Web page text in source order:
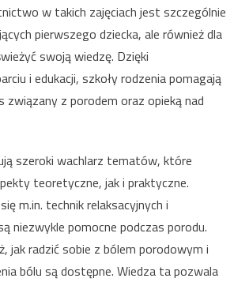
w takich zajęciach jest szczególnie
pierwszego dziecka, ale również dla
swoją wiedzę. Dzięki
i edukacji, szkoły rodzenia pomagają
związany z porodem oraz opieką nad
szeroki wachlarz tematów, które
teoretyczne, jak i praktyczne.
m.in. technik relaksacyjnych i
niezwykle pomocne podczas porodu.
jak radzić sobie z bólem porodowym i
bólu są dostępne. Wiedza ta pozwala